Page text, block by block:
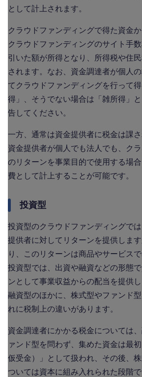
として計上されます。
クラウドファンディングで得た資金
クラウドファンディングのサイト手
引いた額が所得となり、所得税や住
されます。なお、資金調達者が個人
てクラウドファンディングを行って
得」、そうでない場合は「雑所得」
告してください。
一方、通常は資金提供者に税金は課さ
資金提供者が個人でも法人でも、ク
のリターンを事業目的で使用する場
費として計上することが可能です。
投資型
投資型のクラウドファンディングで
提供者に対してリターンを提供しま
り、このリターンは商品やサービス
投資型では、出資や融資などの形態
ンとして事業収益からの配当を提供
融資型のほかに、株式型やファンド
れに税制上の違いがあります。
資金調達者にかかる税金については
ァンド型を問わず、集めた資金は最
仮受金）」として扱われ、その後、
ついては資本に組み入れられた段階